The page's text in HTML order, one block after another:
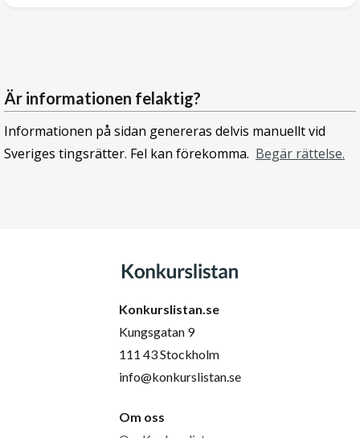
Är informationen felaktig?
Informationen på sidan genereras delvis manuellt vid
Sveriges tingsrätter. Fel kan förekomma. Begär rättelse.
Konkurslistan.se
Kungsgatan 9
111 43 Stockholm
info@konkurslistan.se
Om oss